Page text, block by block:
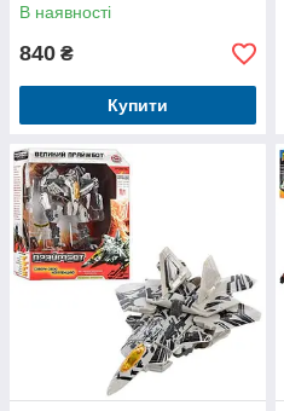
В наявності
840 ₴
Купити